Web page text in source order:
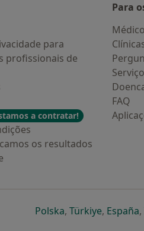
para
profissionais de
a contratar!
os resultados
Para
FAQ
Polskaabre num novo
, Türkiyeabre
, España,